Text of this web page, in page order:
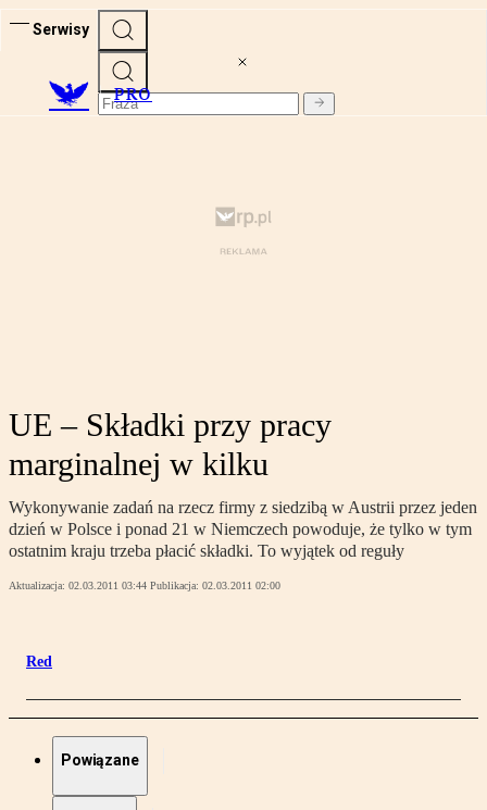
Serwisy
PRO
UE – Składki przy pracy
marginalnej w kilku
Wykonywanie zadań na rzecz firmy z siedzibą w Austrii przez jeden
dzień w Polsce i ponad 21 w Niemczech powoduje, że tylko w tym
ostatnim kraju trzeba płacić składki. To wyjątek od reguły
Aktualizacja: 02.03.2011 03:44 Publikacja: 02.03.2011 02:00
Red
Powiązane